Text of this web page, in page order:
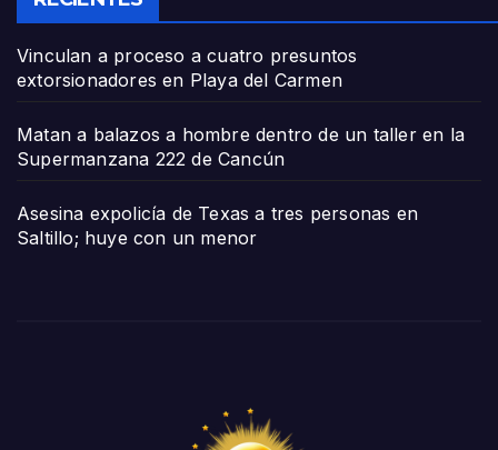
Vinculan a proceso a cuatro presuntos
extorsionadores en Playa del Carmen
Matan a balazos a hombre dentro de un taller en la
Supermanzana 222 de Cancún
Asesina expolicía de Texas a tres personas en
Saltillo; huye con un menor